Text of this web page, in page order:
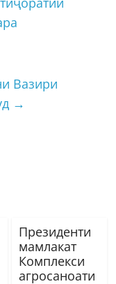
Вазири
→
Президенти
мамлакат
Комплекси
агросаноати